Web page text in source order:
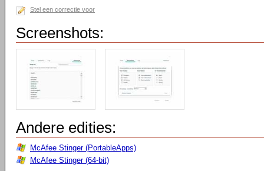
Stel een correctie voor
Screenshots:
Andere edities:
McAfee Stinger (PortableApps)
McAfee Stinger (64-bit)